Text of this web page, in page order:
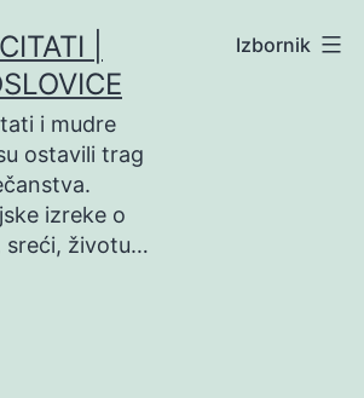
|
i mudre
ostavili trag
izreke o
sreći, životu…
Izbornik